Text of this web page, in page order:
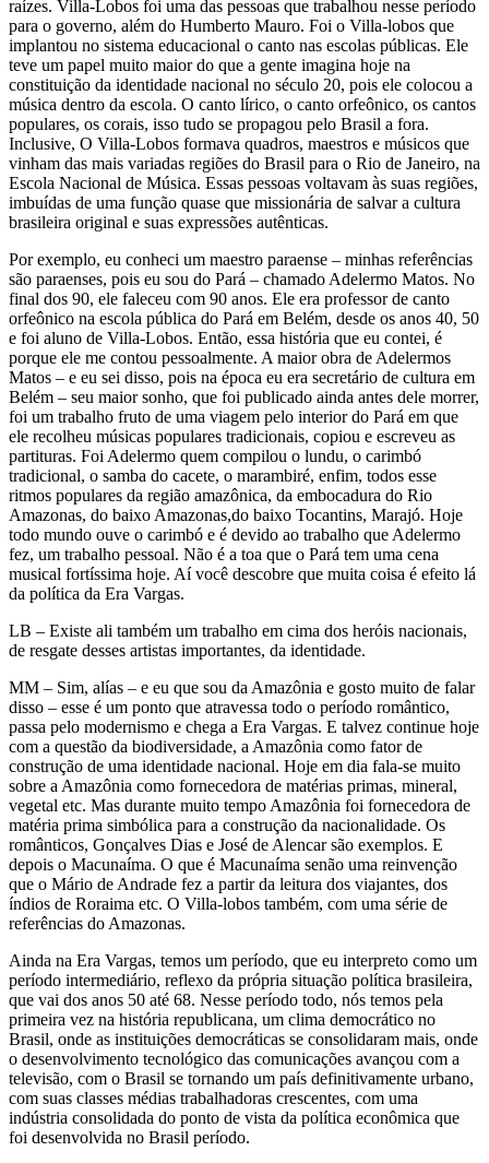
raízes. Villa-Lobos foi uma das pessoas que trabalhou nesse período
para o governo, além do Humberto Mauro. Foi o Villa-lobos que
implantou no sistema educacional o canto nas escolas públicas. Ele
teve um papel muito maior do que a gente imagina hoje na
constituição da identidade nacional no século 20, pois ele colocou a
música dentro da escola. O canto lírico, o canto orfeônico, os cantos
populares, os corais, isso tudo se propagou pelo Brasil a fora.
Inclusive, O Villa-Lobos formava quadros, maestros e músicos que
vinham das mais variadas regiões do Brasil para o Rio de Janeiro, na
Escola Nacional de Música. Essas pessoas voltavam às suas regiões,
imbuídas de uma função quase que missionária de salvar a cultura
brasileira original e suas expressões autênticas.
Por exemplo, eu conheci um maestro paraense – minhas referências
são paraenses, pois eu sou do Pará – chamado Adelermo Matos. No
final dos 90, ele faleceu com 90 anos. Ele era professor de canto
orfeônico na escola pública do Pará em Belém, desde os anos 40, 50
e foi aluno de Villa-Lobos. Então, essa história que eu contei, é
porque ele me contou pessoalmente. A maior obra de Adelermos
Matos – e eu sei disso, pois na época eu era secretário de cultura em
Belém – seu maior sonho, que foi publicado ainda antes dele morrer,
foi um trabalho fruto de uma viagem pelo interior do Pará em que
ele recolheu músicas populares tradicionais, copiou e escreveu as
partituras. Foi Adelermo quem compilou o lundu, o carimbó
tradicional, o samba do cacete, o marambiré, enfim, todos esse
ritmos populares da região amazônica, da embocadura do Rio
Amazonas, do baixo Amazonas,do baixo Tocantins, Marajó. Hoje
todo mundo ouve o carimbó e é devido ao trabalho que Adelermo
fez, um trabalho pessoal. Não é a toa que o Pará tem uma cena
musical fortíssima hoje. Aí você descobre que muita coisa é efeito lá
da política da Era Vargas.
LB – Existe ali também um trabalho em cima dos heróis nacionais,
de resgate desses artistas importantes, da identidade.
MM – Sim, alías – e eu que sou da Amazônia e gosto muito de falar
disso – esse é um ponto que atravessa todo o período romântico,
passa pelo modernismo e chega a Era Vargas. E talvez continue hoje
com a questão da biodiversidade, a Amazônia como fator de
construção de uma identidade nacional. Hoje em dia fala-se muito
sobre a Amazônia como fornecedora de matérias primas, mineral,
vegetal etc. Mas durante muito tempo Amazônia foi fornecedora de
matéria prima simbólica para a construção da nacionalidade. Os
românticos, Gonçalves Dias e José de Alencar são exemplos. E
depois o Macunaíma. O que é Macunaíma senão uma reinvenção
que o Mário de Andrade fez a partir da leitura dos viajantes, dos
índios de Roraima etc. O Villa-lobos também, com uma série de
referências do Amazonas.
Ainda na Era Vargas, temos um período, que eu interpreto como um
período intermediário, reflexo da própria situação política brasileira,
que vai dos anos 50 até 68. Nesse período todo, nós temos pela
primeira vez na história republicana, um clima democrático no
Brasil, onde as instituições democráticas se consolidaram mais, onde
o desenvolvimento tecnológico das comunicações avançou com a
televisão, com o Brasil se tornando um país definitivamente urbano,
com suas classes médias trabalhadoras crescentes, com uma
indústria consolidada do ponto de vista da política econômica que
foi desenvolvida no Brasil período.